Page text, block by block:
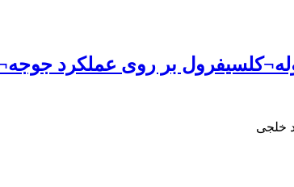
خلجی